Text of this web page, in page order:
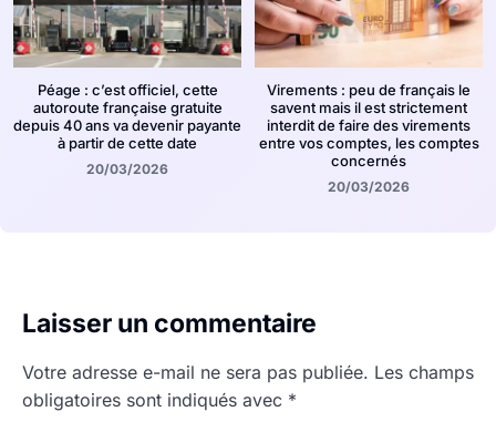
Péage : c’est officiel, cette
autoroute française gratuite
depuis 40 ans va devenir payante
à partir de cette date
20/03/2026
Virements : peu de français le
savent mais il est strictement
interdit de faire des virements
entre vos comptes, les comptes
concernés
20/03/2026
Laisser un commentaire
Votre adresse e-mail ne sera pas publiée. Les champs
obligatoires sont indiqués avec *